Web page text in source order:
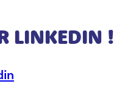
LINKEDIN !